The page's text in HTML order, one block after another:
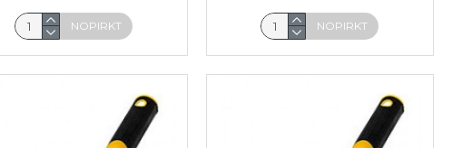
NOPIRKT NOPIRKT